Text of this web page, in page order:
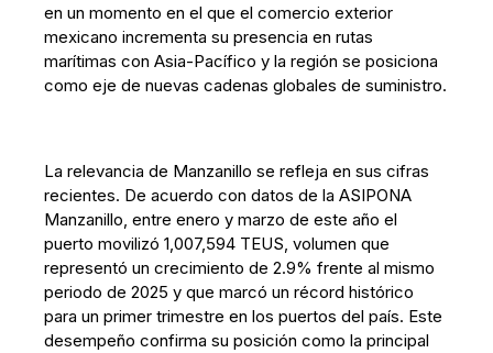
en un momento en el que el comercio exterior
mexicano incrementa su presencia en rutas
marítimas con Asia-Pacífico y la región se posiciona
como eje de nuevas cadenas globales de suministro.
La relevancia de Manzanillo se refleja en sus cifras
recientes. De acuerdo con datos de la ASIPONA
Manzanillo, entre enero y marzo de este año el
puerto movilizó 1,007,594 TEUS, volumen que
representó un crecimiento de 2.9% frente al mismo
periodo de 2025 y que marcó un récord histórico
para un primer trimestre en los puertos del país. Este
desempeño confirma su posición como la principal